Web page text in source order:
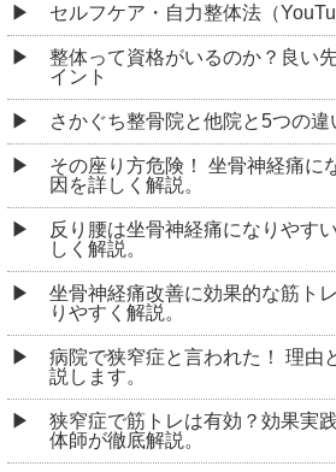
セルフケア・自力整体法（
整体って資格がいるのか？良い
イント
さかぐち整骨院と他院と5つの違
その座り方危険！ 坐骨神経痛に
因を詳しく解説。
反り腰は坐骨神経痛になりやす
しく解説。
坐骨神経痛改善に効果的な筋ト
りやすく解説。
病院で狭窄症と言われた！ 理由
説します。
狭窄症で筋トレは有効？効果実
体師が徹底解説。